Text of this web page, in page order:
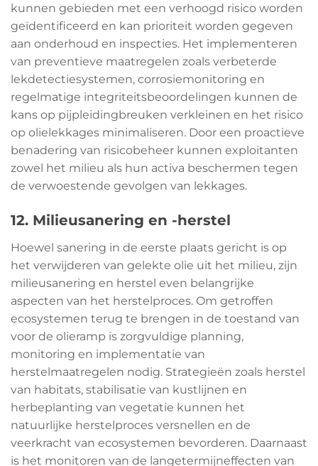
kunnen gebieden met een verhoogd risico worden
geïdentificeerd en kan prioriteit worden gegeven
aan onderhoud en inspecties. Het implementeren
van preventieve maatregelen zoals verbeterde
lekdetectiesystemen, corrosiemonitoring en
regelmatige integriteitsbeoordelingen kunnen de
kans op pijpleidingbreuken verkleinen en het risico
op olielekkages minimaliseren. Door een proactieve
benadering van risicobeheer kunnen exploitanten
zowel het milieu als hun activa beschermen tegen
de verwoestende gevolgen van lekkages.
12. Milieusanering en -herstel
Hoewel sanering in de eerste plaats gericht is op
het verwijderen van gelekte olie uit het milieu, zijn
milieusanering en herstel even belangrijke
aspecten van het herstelproces. Om getroffen
ecosystemen terug te brengen in de toestand van
voor de olieramp is zorgvuldige planning,
monitoring en implementatie van
herstelmaatregelen nodig. Strategieën zoals herstel
van habitats, stabilisatie van kustlijnen en
herbeplanting van vegetatie kunnen het
natuurlijke herstelproces versnellen en de
veerkracht van ecosystemen bevorderen. Daarnaast
is het monitoren van de langetermijneffecten van